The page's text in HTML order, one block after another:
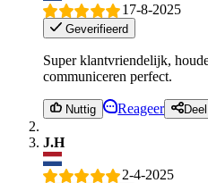
17-8-2025
Geverifieerd
Super klantvriendelijk,
communiceren perfect.
Nuttig Reageer Deel
J.H
2-4-2025